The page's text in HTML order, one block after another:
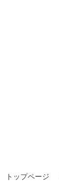
トップページ